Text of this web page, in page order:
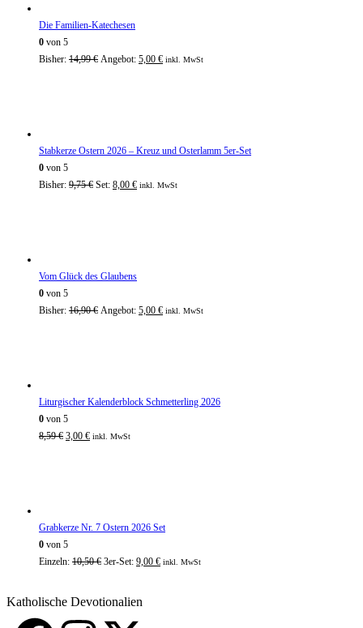
Die Familien-Katechesen
0 von 5
Bisher: 14,99€ Angebot: 5,00 € inkl. MwSt
Stabkerze Ostern 2026 – Kreuz und Osterlamm 5er-Set
0 von 5
Bisher: 9,75€ Set: 8,00 € inkl. MwSt
Vom Glück des Glaubens
0 von 5
Bisher: 16,90€ Angebot: 5,00 € inkl. MwSt
Liturgischer Kalenderblock Schmetterling 2026
0 von 5
8,59€ 3,00 € inkl. MwSt
Grabkerze Nr. 7 Ostern 2026 Set
0 von 5
Einzeln: 10,50€ 3er-Set: 9,00 € inkl. MwSt
Katholische Devotionalien